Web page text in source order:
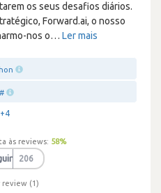
os seus desafios diários.
Forward.ai, o nosso
nos o… Ler mais
+4
às reviews: 58%
206
review (1)